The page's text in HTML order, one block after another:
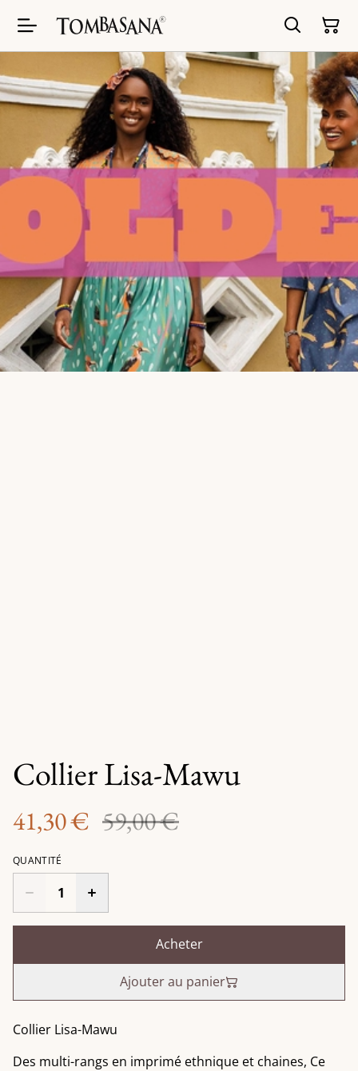
Collier Lisa-Mawu
41,30 € 59,00 €
QUANTITÉ
Acheter
Ajouter au panier
Collier Lisa-Mawu
Des multi-rangs en imprimé ethnique et chaines, Ce